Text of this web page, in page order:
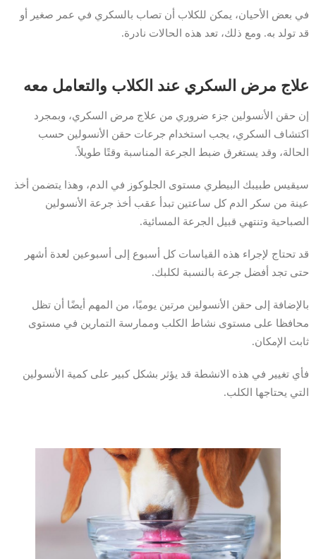
في بعض الأحيان، يمكن للكلاب أن تصاب بالسكري في عمر صغير أو
قد تولد به. ومع ذلك، تعد هذه الحالات نادرة.
علاج مرض السكري عند الكلاب والتعامل معه
إن حقن الأنسولين جزء ضروري من علاج مرض السكري، وبمجرد
اكتشاف السكري، يجب استخدام جرعات حقن الأنسولين حسب
الحالة، وقد يستغرق ضبط الجرعة المناسبة وقتًا طويلاً.
سيقيس طبيبك البيطري مستوى الجلوكوز في الدم، وهذا يتضمن أخذ
عينة من سكر الدم كل ساعتين تبدأ عقب أخذ جرعة الأنسولين
الصباحية وتنتهي قبيل الجرعة المسائية.
قد تحتاج لإجراء هذه القياسات كل أسبوع إلى أسبوعين لعدة أشهر
حتى تجد أفضل جرعة بالنسبة لكلبك.
بالإضافة إلى حقن الأنسولين مرتين يوميًا، من المهم أيضًا أن تظل
محافظا على مستوى نشاط الكلب وممارسة التمارين في مستوى
ثابت الإمكان.
فأي تغيير في هذه الانشطة قد يؤثر بشكل كبير على كمية الأنسولين
التي يحتاجها الكلب.